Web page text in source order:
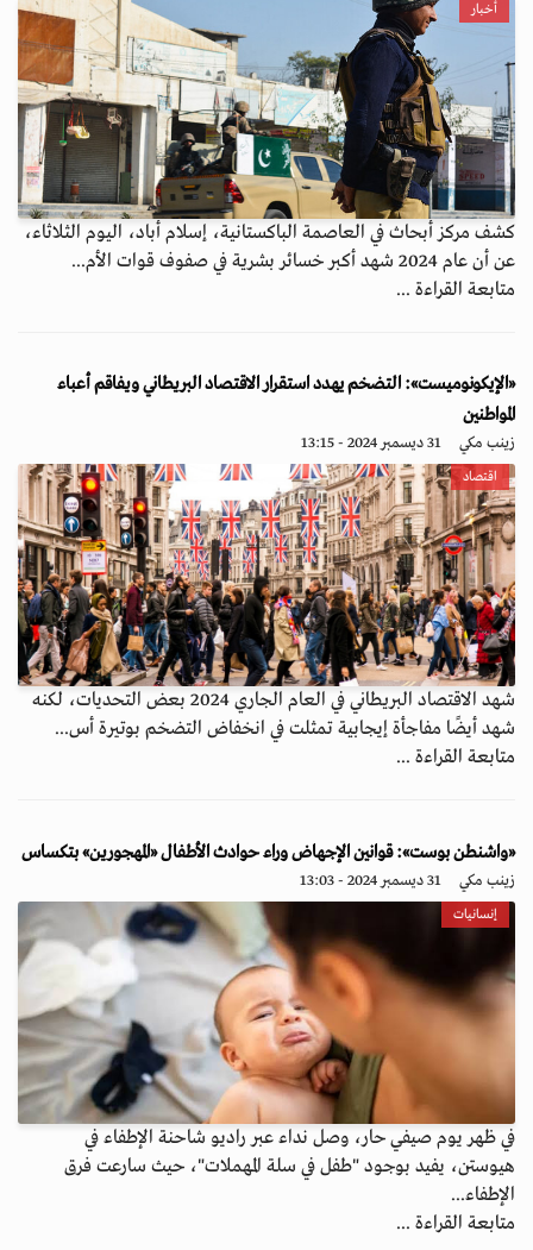
أخبار
كشف مركز أبحاث في العاصمة الباكستانية، إسلام أباد، اليوم الثلاثاء،
عن أن عام 2024 شهد أكبر خسائر بشرية في صفوف قوات الأم...
متابعة القراءة ...
«الإيكونوميست»: التضخم يهدد استقرار الاقتصاد البريطاني ويفاقم أعباء
المواطنين
زينب مكي 31 ديسمبر 2024 - 13:15
اقتصاد
شهد الاقتصاد البريطاني في العام الجاري 2024 بعض التحديات، لكنه
شهد أيضًا مفاجأة إيجابية تمثلت في انخفاض التضخم بوتيرة أس...
متابعة القراءة ...
«واشنطن بوست»: قوانين الإجهاض وراء حوادث الأطفال «المهجورين» بتكساس
زينب مكي 31 ديسمبر 2024 - 13:03
إنسانيات
في ظهر يوم صيفي حار، وصل نداء عبر راديو شاحنة الإطفاء في
هيوستن، يفيد بوجود "طفل في سلة المهملات"، حيث سارعت فرق
الإطفاء...
متابعة القراءة ...